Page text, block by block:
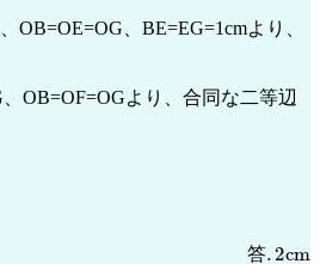
、BE=EG=1cmより、
OB=OF=OGより、合同な二等辺
答
答 2